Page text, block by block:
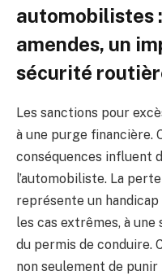
automobilistes
amendes, un
sécurité
Les sanctions pour
à une purge financière.
conséquences influent
l’automobiliste. La
représente un
les cas extrêmes, à
du permis de conduire.
non seulement de